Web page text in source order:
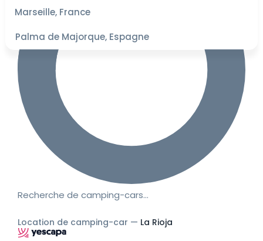
Marseille, France
Palma de Majorque, Espagne
tarifs
Recherche de camping-cars…
Location de camping-car — La Rioja